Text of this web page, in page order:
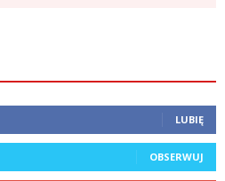
LUBIĘ
OBSERWUJ